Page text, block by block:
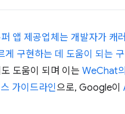
앱 제공업체는 개발자가 캐
구현하는 데 도움이 되는
도움이 되며 이는 WeChat
가이드라인으로, Google이